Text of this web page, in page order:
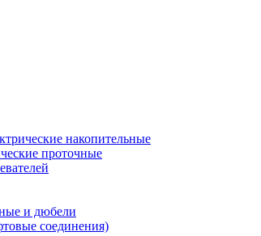
накопительные
проточные
и дюбели
соединения)